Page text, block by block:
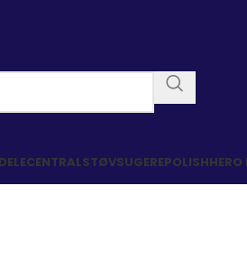
CENTRALSTØVSUGERE